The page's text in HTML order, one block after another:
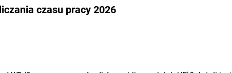
czasu pracy 2026